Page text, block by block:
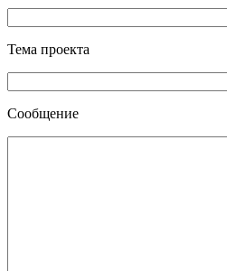
Тема проекта
Сообщение